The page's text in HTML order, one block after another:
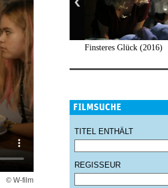
© W-film
Finsteres Glück (2016)
FILMSUCHE
TITEL ENTHÄLT
REGISSEUR